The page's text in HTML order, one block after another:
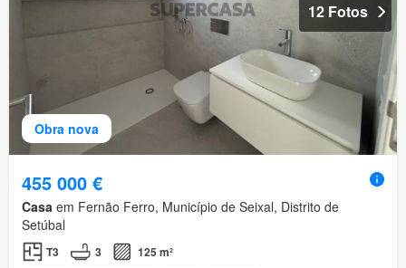
Obra nova
12 Fotos
455 000 €
Casa em Fernão Ferro, Município de Seixal, Distrito de
Setúbal
T3 3 125 m²